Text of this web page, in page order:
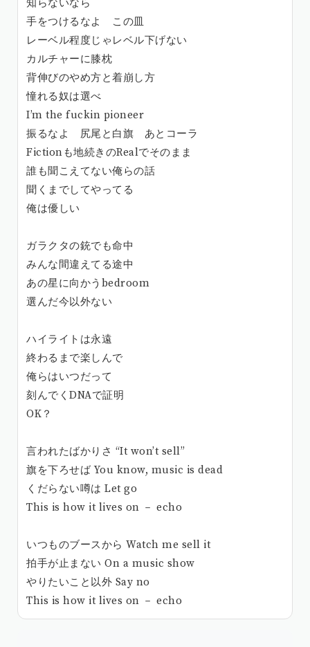
知らないなら
手をつけるなよ この皿
レーベル程度じゃレベル下げない
カルチャーに膝枕
背伸びのやめ方と着崩し方
憧れる奴は選べ
I’m the fuckin pioneer
振るなよ 尻尾と白旗 あとコーラ
Fictionも地続きのRealでそのまま
誰も聞こえてない俺らの話
聞くまでしてやってる
俺は優しい
ガラクタの銃でも命中
みんな間違えてる途中
あの星に向かうbedroom
選んだ今以外ない
ハイライトは永遠
終わるまで楽しんで
俺らはいつだって
刻んでくDNAで証明
OK？
言われたばかりさ “It won’t sell”
旗を下ろせば You know, music is dead
くだらない噂は Let go
This is how it lives on － echo
いつものブースから Watch me sell it
拍手が止まない On a music show
やりたいこと以外 Say no
This is how it lives on － echo